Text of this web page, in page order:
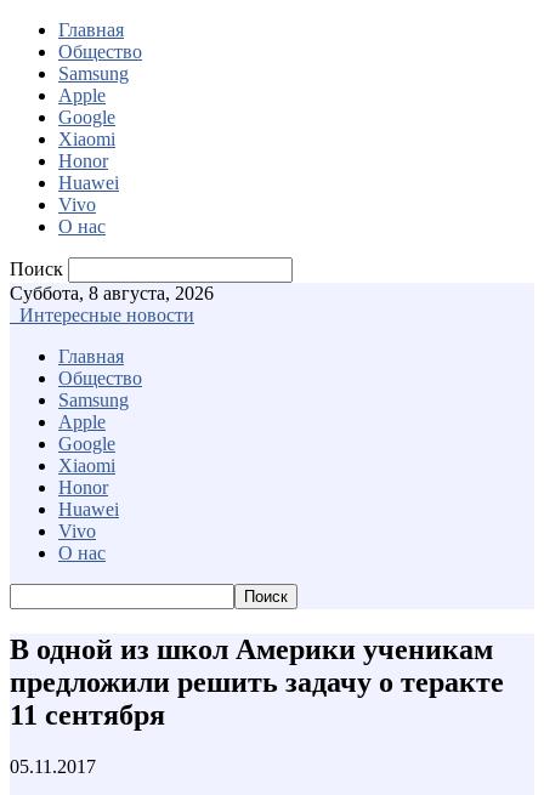
Главная
Общество
Samsung
Apple
Google
Xiaomi
Honor
Huawei
Vivo
О нас
Поиск
Суббота, 8 августа, 2026
Интересные новости
Главная
Общество
Samsung
Apple
Google
Xiaomi
Honor
Huawei
Vivo
О нас
В одной из школ Америки ученикам
предложили решить задачу о теракте
11 сентября
05.11.2017